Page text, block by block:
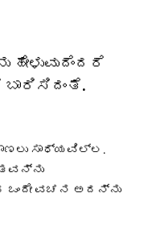
ಸಾಧ್ಯವಿಲ್ಲ.
ವಚನ ಅದನ್ನು